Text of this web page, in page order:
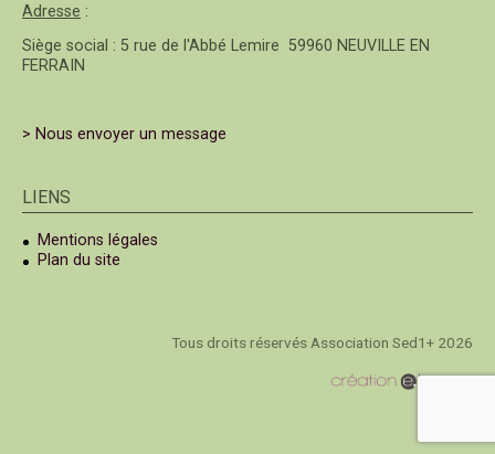
Adresse :
Siège social : 5 rue de l'Abbé Lemire 59960 NEUVILLE EN
FERRAIN
> Nous envoyer un message
LIENS
Mentions légales
Plan du site
Tous droits réservés Association Sed1+ 2026